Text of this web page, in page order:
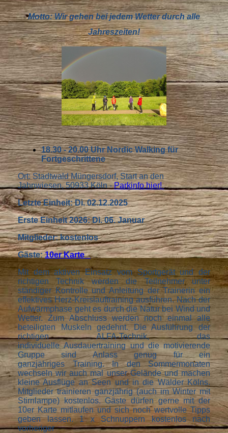
Motto: Wir gehen bei jedem Wetter durch alle
Jahreszeiten!
18.30 - 20.00 Uhr Nordic Walking für
Fortgeschrittene
Ort: Stadtwald Müngersdorf, Start an den
Jahnwiesen, 50933 Köln -Parkinfo hier!
Letzte Einheit: Di. 02.12.2025
Erste Einheit 2026: Di. 06. Januar
Mitglieder: kostenlos
Gäste:10er Karte
Mit dem aktiven Einsatz vom Sportgerät und der
richtigen Technik werden die Teilnehmer unter
ständiger Kontrolle und Anleitung der Trainerin ein
effektives Herz-Kreislauftraining ausführen. Nach der
Aufwärmphase geht es durch die Natur bei Wind und
Wetter. Zum Abschluss werden noch einmal alle
beteiligten Muskeln gedehnt. Die Ausführung der
richtigen ALFA-Technik, das
individuelle Ausdauertraining und die motivierende
Gruppe sind Anlass genug für ein
ganzjähriges Training. In den Sommermonaten
wechseln wir auch mal unser Gelände und machen
kleine Ausflüge an Seen und in die Wälder Kölns.
Mitglieder trainieren ganzjährig (auch im Winter mit
Stirnlampe) kostenlos. Gäste dürfen gerne mit der
10er Karte mitlaufen und sich noch wertvolle Tipps
geben lassen. 1 x Schnuppern kostenlos nach
vorheriger